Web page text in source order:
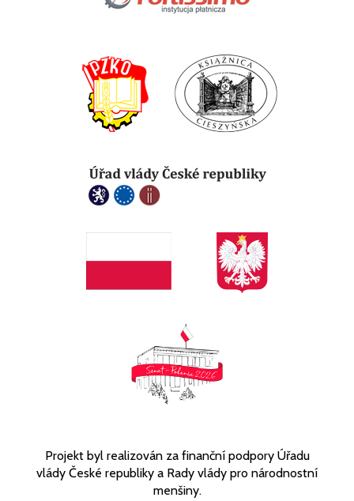
Projekt byl realizován za finanční podpory Úřadu
vlády České republiky a Rady vlády pro národnostní
menšiny.